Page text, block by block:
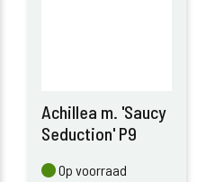
Achillea m. 'Saucy
Seduction' P9
Op voorraad
Op voorraad